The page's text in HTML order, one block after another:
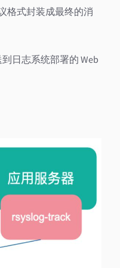
格式封装成最终的消
日志系统部署的 Web